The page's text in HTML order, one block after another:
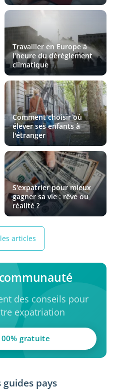
Travailler en Europe à
l'heure du dérèglement
climatique
Comment choisir où
élever ses enfants à
l'étranger
S'expatrier pour mieux
gagner sa vie : rêve ou
réalité ?
articles
des conseils pour
expatriation
gratuite
pays